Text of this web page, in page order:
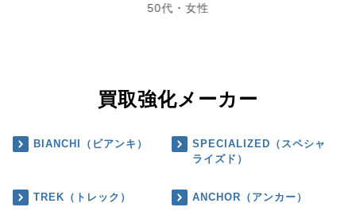
50代・女性
買取強化メーカー
BIANCHI（ビアンキ）
SPECIALIZED（スペシャ
ライズド）
TREK（トレック） ANCHOR（アンカー）